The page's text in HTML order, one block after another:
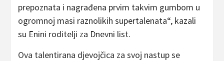
prepoznata i nagrađena prvim takvim gumbom u
ogromnoj masi raznolikih supertalenata“, kazali
su Enini roditelji za Dnevni list.
Ova talentirana djevojčica za svoj nastup se